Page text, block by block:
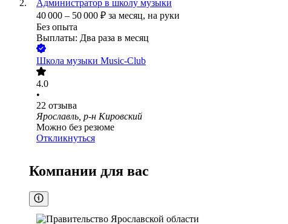
Администратор в школу музыки
40 000 – 50 000 ₽ за месяц, на руки
Без опыта
Выплаты: Два раза в месяц
Школа музыки Music-Club
4.0
•
22 отзыва
Ярославль, р-н Кировский
Можно без резюме
Откликнуться
Компании для вас